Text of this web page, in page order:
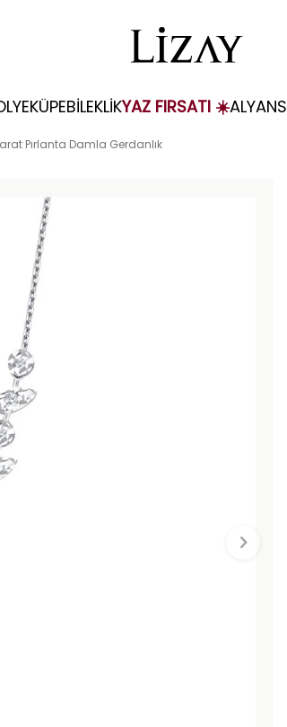
KÜPEBİLEKLİKYAZ FIRSATI ☀️ALYANS
Pırlanta Damla Gerdanlık